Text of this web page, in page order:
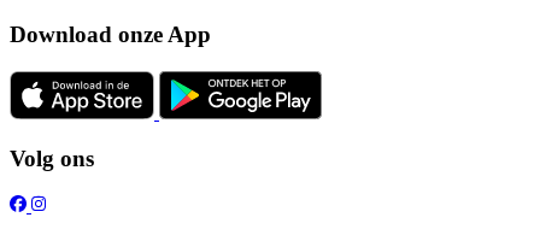
Download onze App
Volg ons